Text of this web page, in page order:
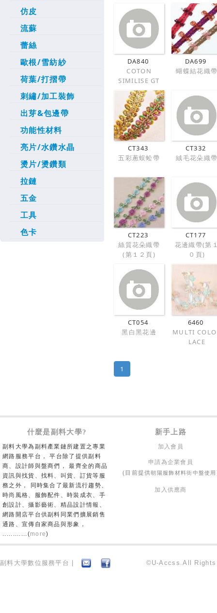
仿皮
流蘇
蕾絲
歐根/雪紡紗
荷葉/打摺帶
刺繡/加工裝飾
出芽&包邊帶
功能性材料
亮片/水鑽水晶
燙片/燙鑽類
拉鏈
五金
工具
色卡
DA840
COTON
SIMILISE GT
DA699
蝴蝶結花織
CT343
五彩蔥蜈蚣帶
CT332
絨毛花朵織
CT223
絲質花朵織帶
(第１２頁)
CT177
花邊織帶(第
０頁)
CT054
黑白黑花邊
6460
MULTI
LACE
1
什麼是副料大學? 新手上路
副料大學為副料產業鏈所建置之專業
網路服務平台， 平台除了提供副料
商、設計師與盤商們， 最齊全的商品
資訊與找貨、找料、叫貨、訂貨等服
務之外， 同時集合了最新流行趨勢、
時尚風格、服飾配件、時裝成衣、手
創設計、攝影藝術、精品設計情報、
網路開店平台供副料同業們擴展銷售
通路、宣傳自家商品與形象，
............(more)
加入會員
申請為企業會員
(目前提供朝陽服飾材料街中盤使用
加入供應商
副料大學數位服務平台 | ©U-Accss.All Rights